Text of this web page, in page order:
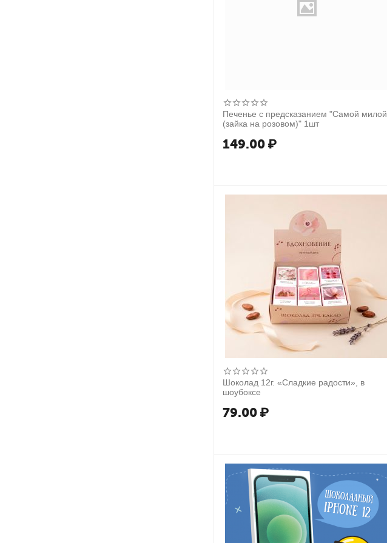
Печенье с предсказанием "Самой милой
(зайка на розовом)" 1шт
149.00 ₽
Шоколад 12г. «Сладкие радости», в
шоубоксе
79.00 ₽